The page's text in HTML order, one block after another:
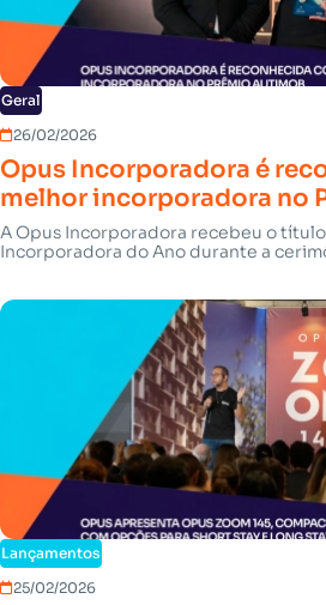
Geral
26/02/2026
Opus Incorporadora é
melhor incorporadora no
A Opus Incorporadora recebeu o
Incorporadora do Ano durante a
Lançamentos
25/02/2026